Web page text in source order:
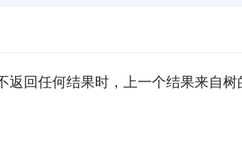
回任何结果时，上一个结果来自树